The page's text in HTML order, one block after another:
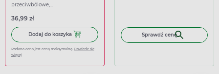
przeciwbólowe,
36,99 zł
Dodaj do koszyka Dodaj do koszyka Ibuprom Max Sprint, 40 kapsułek
Podana cena jest ceną maksymalną. Dowiedz się
więcej
Sprawdź cenę